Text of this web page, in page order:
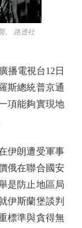
。 路透社
電視台12日
斯總統普京通
項能夠實現地
伊朗遭受軍事
俄在聯合國安
是防止地區局
伊斯蘭堡談判
標準與貪得無